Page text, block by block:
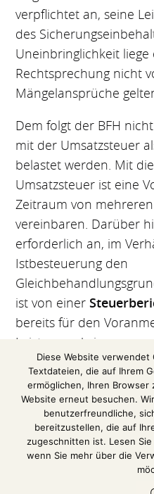
verpflichtet an, seine
des
Uneinbringlichkeit
Rechtsprechung nicht
Mängelansprüche
Dem folgt der BFH
mit der Umsatzsteuer
belastet werden. Mit
Umsatzsteuer ist eine
Zeitraum von
vereinbaren. Darüber
erforderlich an, im
Istbesteuerung den
ist von einer
bereits für den
Leistungserbringung
(Auszug aus einer
Bundesfinanzhofs)
Das Urteil im Volltext
Diese Website verwendet
Textdateien, die auf Ihrem
ermöglichen, Ihren Browser
Website erneut besuchen.
benutzerfreundliche,
bereitzustellen, die auf
zugeschnitten ist. Lesen
wenn Sie mehr über die